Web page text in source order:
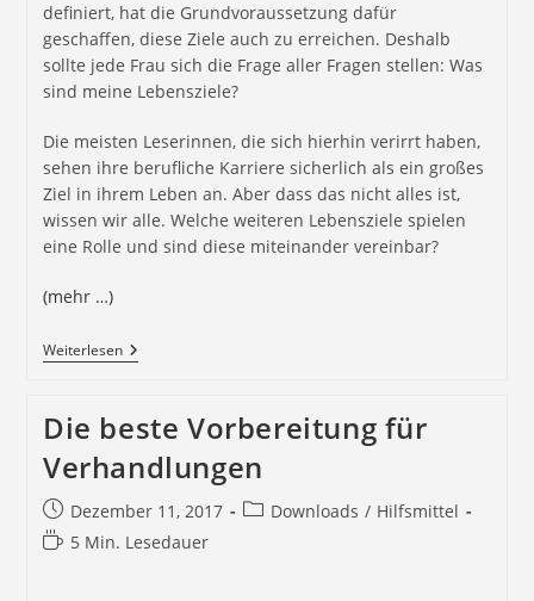
definiert, hat die Grundvoraussetzung dafür
geschaffen, diese Ziele auch zu erreichen. Deshalb
sollte jede Frau sich die Frage aller Fragen stellen: Was
sind meine Lebensziele?
Die meisten Leserinnen, die sich hierhin verirrt haben,
sehen ihre berufliche Karriere sicherlich als ein großes
Ziel in ihrem Leben an. Aber dass das nicht alles ist,
wissen wir alle. Welche weiteren Lebensziele spielen
eine Rolle und sind diese miteinander vereinbar?
(mehr …)
Weiterlesen
Die beste Vorbereitung für
Verhandlungen
Dezember 11, 2017 Downloads / Hilfsmittel
5 Min. Lesedauer